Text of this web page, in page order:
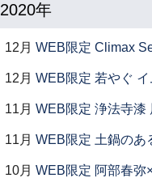
2020年
12月 WEB限定 Climax
12月 WEB限定 若やぐ
11月 WEB限定 浄法寺漆
11月 WEB限定 土鍋のあ
10月 WEB限定 阿部春弥